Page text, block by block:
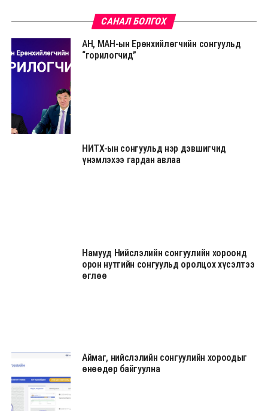
САНАЛ БОЛГОХ
АН, МАН-ын Ерөнхийлөгчийн сонгуульд
“горилогчид”
НИТХ-ын сонгуульд нэр дэвшигчид
үнэмлэхээ гардан авлаа
Намууд Нийслэлийн сонгуулийн хороонд
орон нутгийн сонгуульд оролцох хүсэлтээ
өглөө
Аймаг, нийслэлийн сонгуулийн хороодыг
өнөөдөр байгуулна